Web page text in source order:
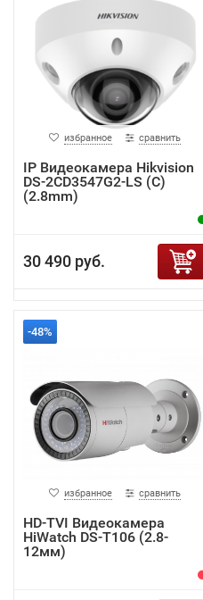
избранное сравнить
IP Видеокамера Hikvision
DS-2CD3547G2-LS (C)
(2.8mm)
30 490 руб.
-48%
избранное сравнить
HD-TVI Видеокамера
HiWatch DS-T106 (2.8-
12мм)